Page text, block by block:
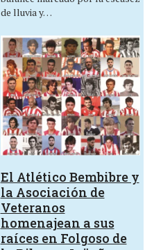
de lluvia y…
El Atlético Bembibre y
la Asociación de
Veteranos
homenajean a sus
raíces en Folgoso de